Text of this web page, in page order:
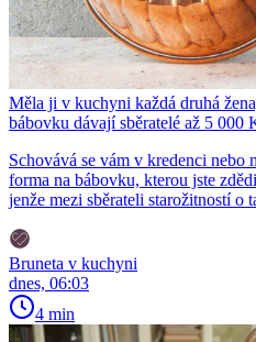
Měla ji v kuchyni každá druhá
bábovku dávají sběratelé až 5 000
Schovává se vám v kredenci nebo
forma na bábovku, kterou jste
jenže mezi sběrateli starožitností o
Bruneta v kuchyni
dnes, 06:03
4 min